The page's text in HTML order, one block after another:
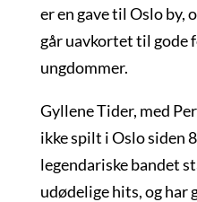
er en gave til Oslo
går uavkortet til gode
ungdommer.
Gyllene Tider, med
ikke spilt i Oslo siden
legendariske bandet
udødelige hits, og har